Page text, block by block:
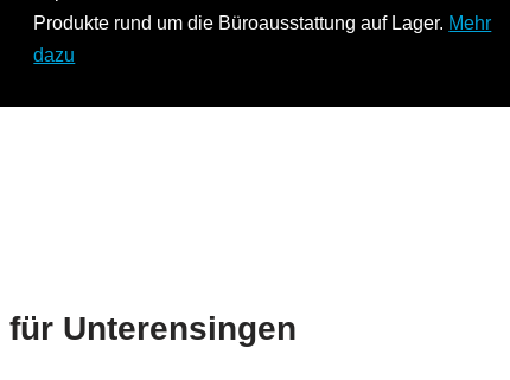
Produkte rund um die Büroausstattung auf Lager. Mehr
dazu
Unterensingen